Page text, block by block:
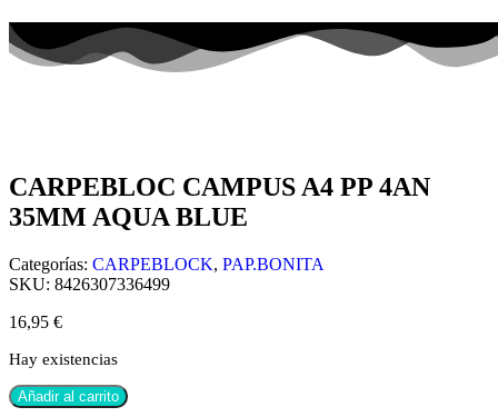
CARPEBLOC CAMPUS A4 PP 4AN
35MM AQUA BLUE
Categorías: CARPEBLOCK, PAP.BONITA
SKU: 8426307336499
16,95 €
Hay existencias
Añadir al carrito